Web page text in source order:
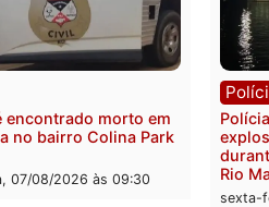
apreende 400
drogas e prende